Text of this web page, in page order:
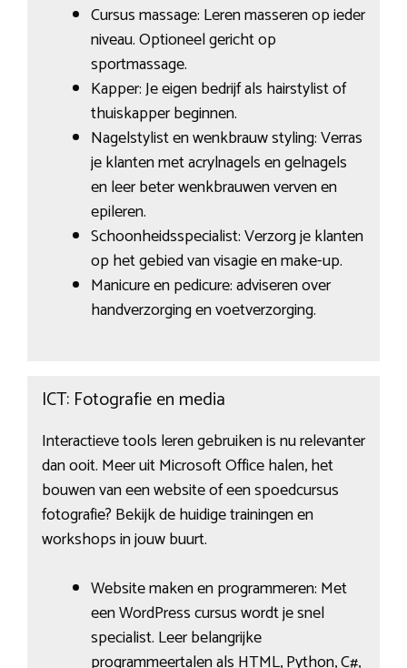
Cursus massage: Leren masseren op ieder
niveau. Optioneel gericht op
sportmassage.
Kapper: Je eigen bedrijf als hairstylist of
thuiskapper beginnen.
Nagelstylist en wenkbrauw styling: Verras
je klanten met acrylnagels en gelnagels
en leer beter wenkbrauwen verven en
epileren.
Schoonheidsspecialist: Verzorg je klanten
op het gebied van visagie en make-up.
Manicure en pedicure: adviseren over
handverzorging en voetverzorging.
ICT: Fotografie en media
Interactieve tools leren gebruiken is nu relevanter
dan ooit. Meer uit Microsoft Office halen, het
bouwen van een website of een spoedcursus
fotografie? Bekijk de huidige trainingen en
workshops in jouw buurt.
Website maken en programmeren: Met
een WordPress cursus wordt je snel
specialist. Leer belangrijke